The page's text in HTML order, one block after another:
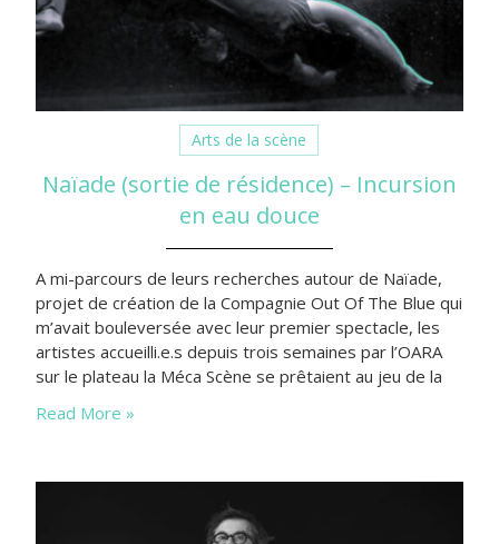
Arts de la scène
Naïade (sortie de résidence) – Incursion
en eau douce
A mi-parcours de leurs recherches autour de Naïade,
projet de création de la Compagnie Out Of The Blue qui
m’avait bouleversée avec leur premier spectacle, les
artistes accueilli.e.s depuis trois semaines par l’OARA
sur le plateau la Méca Scène se prêtaient au jeu de la
vous qui a embarqué les foules bordelaises…
Read More »